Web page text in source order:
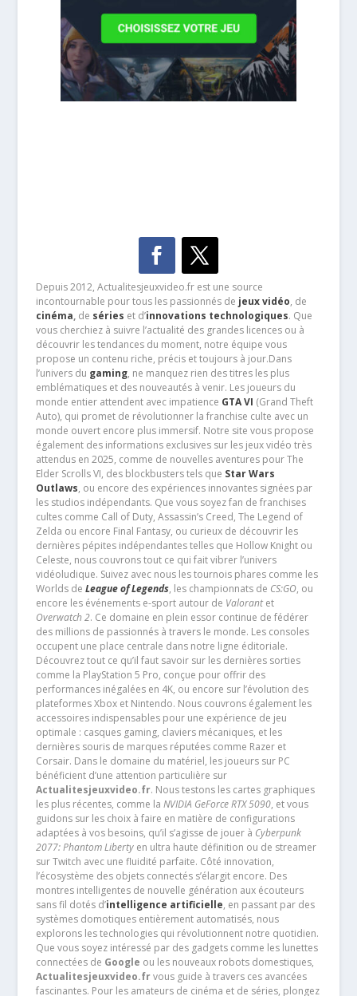
Depuis 2012, Actualitesjeuxvideo.fr est une source
incontournable pour tous les passionnés de jeux vidéo, de
cinéma,de séries et d’innovations technologiques. Que
vous cherchiez à suivre l’actualité des grandes licences ou à
découvrir les tendances du moment, notre équipe vous
propose un contenu riche, précis et toujours à jour.Dans
l’univers du gaming, ne manquez rien des titres les plus
emblématiques et des nouveautés à venir. Les joueurs du
monde entier attendent avec impatience GTA VI (Grand Theft
Auto), qui promet de révolutionner la franchise culte avec un
monde ouvert encore plus immersif. Notre site vous propose
également des informations exclusives sur les jeux vidéo très
attendus en 2025, comme de nouvelles aventures pour The
Elder Scrolls VI, des blockbusters tels que Star Wars
Outlaws, ou encore des expériences innovantes signées par
les studios indépendants. Que vous soyez fan de franchises
cultes comme Call of Duty, Assassin’s Creed, The Legend of
Zelda ou encore Final Fantasy, ou curieux de découvrir les
dernières pépites indépendantes telles que Hollow Knight ou
Celeste, nous couvrons tout ce qui fait vibrer l’univers
vidéoludique. Suivez avec nous les tournois phares comme les
Worlds de League of Legends, les championnats de CS:GO, ou
encore les événements e-sport autour de Valorantet
Overwatch 2. Ce domaine en plein essor continue de fédérer
des millions de passionnés à travers le monde. Les consoles
occupent une place centrale dans notre ligne éditoriale.
Découvrez tout ce qu’il faut savoir sur les dernières sorties
comme la PlayStation 5 Pro, conçue pour offrir des
performances inégalées en 4K, ou encore sur l’évolution des
plateformes Xbox et Nintendo. Nous couvrons également les
accessoires indispensables pour une expérience de jeu
optimale : casques gaming, claviers mécaniques, et les
dernières souris de marques réputées comme Razer et
Corsair. Dans le domaine du matériel, les joueurs sur PC
bénéficient d’une attention particulière sur
Actualitesjeuxvideo.fr. Nous testons les cartes graphiques
les plus récentes, comme la NVIDIA GeForce RTX 5090, et vous
guidons sur les choix à faire en matière de configurations
adaptées à vos besoins, qu’il s’agisse de jouer à Cyberpunk
2077: Phantom Libertyen ultra haute définition ou de streamer
sur Twitch avec une fluidité parfaite. Côté innovation,
l’écosystème des objets connectés s’élargit encore. Des
montres intelligentes de nouvelle génération aux écouteurs
sans fil dotés d’intelligence artificielle, en passant par des
systèmes domotiques entièrement automatisés, nous
explorons les technologies qui révolutionnent notre quotidien.
Que vous soyez intéressé par des gadgets comme les lunettes
connectées de Google ou les nouveaux robots domestiques,
Actualitesjeuxvideo.frvous guide à travers ces avancées
fascinantes. Pour les amateurs de cinéma et de séries, plongez